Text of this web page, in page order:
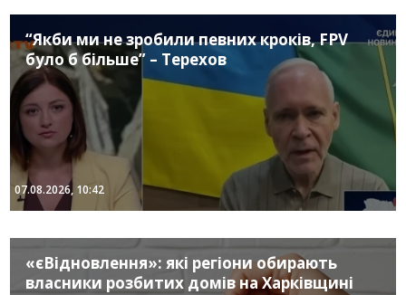
“Якби ми не зробили певних кроків, FPV
було б більше” – Терехов
07.08.2026, 10:42
«єВідновлення»: які регіони обирають
власники розбитих домів на Харківщині